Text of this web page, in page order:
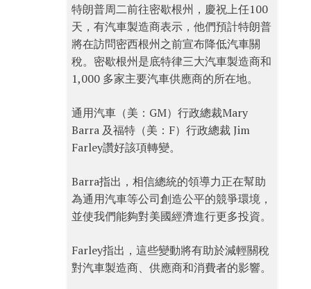
特朗普周二前往密歇根州，慶祝上任100
天，有汽車製造商表示，他們預計特朗普
將在訪問密西根州之前宣布降低汽車關
稅。密歇根州是底特律三大汽車製造商和
1,000 多家主要汽車供應商的所在地。
通用汽車（美：GM）行政總裁Mary
Barra 及福特（美：F）行政總裁 Jim
Farley讚好該項轉變。
Barra指出，相信總統的領導力正在幫助
為通用汽車等公司創造公平的競爭環境，
並使我們能夠對美國經濟進行更多投資。
Farley指出，這些變動將有助於減輕關稅
對汽車製造商、供應商和消費者的影響。